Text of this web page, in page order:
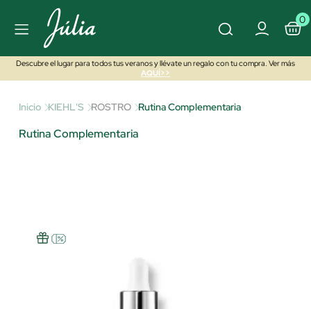
0
Descubre el lugar para todos tus veranos y llévate un regalo con tu compra. Ver más
AQUÍ>>
Inicio KIEHL'S ROSTRO Rutina Complementaria
Rutina Complementaria